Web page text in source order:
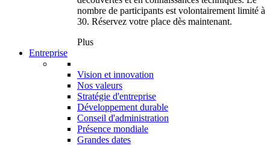
nombre de participants est volontairement limité à
30. Réservez votre place dès maintenant.
Plus
Entreprise
Vision et innovation
Nos valeurs
Stratégie d'entreprise
Développement durable
Conseil d'administration
Présence mondiale
Grandes dates